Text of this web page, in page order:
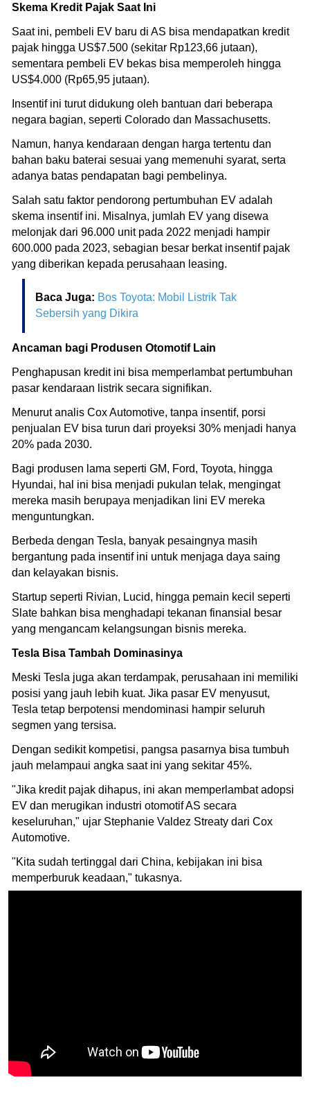
Skema Kredit Pajak Saat Ini
Saat ini, pembeli EV baru di AS bisa mendapatkan kredit
pajak hingga US$7.500 (sekitar Rp123,66 jutaan),
sementara pembeli EV bekas bisa memperoleh hingga
US$4.000 (Rp65,95 jutaan).
Insentif ini turut didukung oleh bantuan dari beberapa
negara bagian, seperti Colorado dan Massachusetts.
Namun, hanya kendaraan dengan harga tertentu dan
bahan baku baterai sesuai yang memenuhi syarat, serta
adanya batas pendapatan bagi pembelinya.
Salah satu faktor pendorong pertumbuhan EV adalah
skema insentif ini. Misalnya, jumlah EV yang disewa
melonjak dari 96.000 unit pada 2022 menjadi hampir
600.000 pada 2023, sebagian besar berkat insentif pajak
yang diberikan kepada perusahaan leasing.
Baca Juga: Bos Toyota: Mobil Listrik Tak
Sebersih yang Dikira
Ancaman bagi Produsen Otomotif Lain
Penghapusan kredit ini bisa memperlambat pertumbuhan
pasar kendaraan listrik secara signifikan.
Menurut analis Cox Automotive, tanpa insentif, porsi
penjualan EV bisa turun dari proyeksi 30% menjadi hanya
20% pada 2030.
Bagi produsen lama seperti GM, Ford, Toyota, hingga
Hyundai, hal ini bisa menjadi pukulan telak, mengingat
mereka masih berupaya menjadikan lini EV mereka
menguntungkan.
Berbeda dengan Tesla, banyak pesaingnya masih
bergantung pada insentif ini untuk menjaga daya saing
dan kelayakan bisnis.
Startup seperti Rivian, Lucid, hingga pemain kecil seperti
Slate bahkan bisa menghadapi tekanan finansial besar
yang mengancam kelangsungan bisnis mereka.
Tesla Bisa Tambah Dominasinya
Meski Tesla juga akan terdampak, perusahaan ini memiliki
posisi yang jauh lebih kuat. Jika pasar EV menyusut,
Tesla tetap berpotensi mendominasi hampir seluruh
segmen yang tersisa.
Dengan sedikit kompetisi, pangsa pasarnya bisa tumbuh
jauh melampaui angka saat ini yang sekitar 45%.
"Jika kredit pajak dihapus, ini akan memperlambat adopsi
EV dan merugikan industri otomotif AS secara
keseluruhan," ujar Stephanie Valdez Streaty dari Cox
Automotive.
"Kita sudah tertinggal dari China, kebijakan ini bisa
memperburuk keadaan," tukasnya.